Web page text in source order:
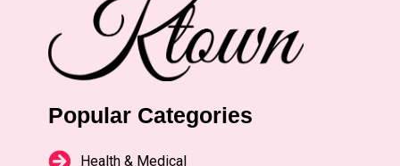
Popular Categories
Health & Medical